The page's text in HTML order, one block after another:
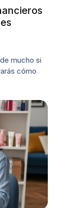
mucho si
cómo